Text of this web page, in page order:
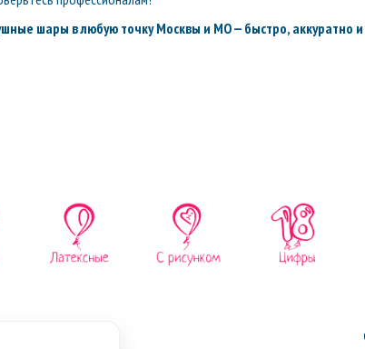
шары в любую точку Москвы и МО — быстро, аккуратно